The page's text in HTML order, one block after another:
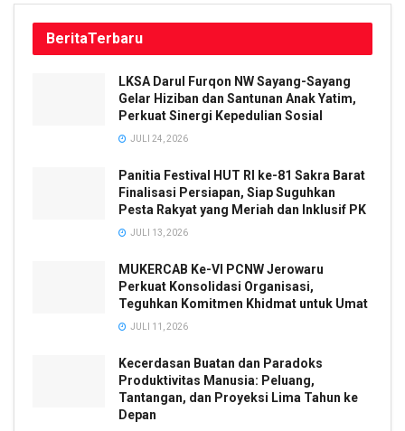
BeritaTerbaru
LKSA Darul Furqon NW Sayang-Sayang
Gelar Hiziban dan Santunan Anak Yatim,
Perkuat Sinergi Kepedulian Sosial
JULI 24, 2026
Panitia Festival HUT RI ke-81 Sakra Barat
Finalisasi Persiapan, Siap Suguhkan
Pesta Rakyat yang Meriah dan Inklusif PK
JULI 13, 2026
MUKERCAB Ke-VI PCNW Jerowaru
Perkuat Konsolidasi Organisasi,
Teguhkan Komitmen Khidmat untuk Umat
JULI 11, 2026
Kecerdasan Buatan dan Paradoks
Produktivitas Manusia: Peluang,
Tantangan, dan Proyeksi Lima Tahun ke
Depan